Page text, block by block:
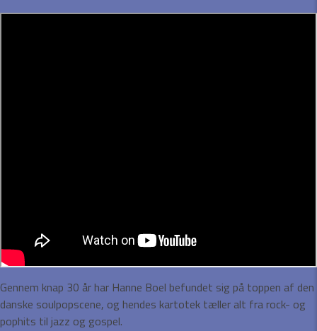
Gennem knap 30 år har Hanne Boel befundet sig på toppen af den
danske soulpopscene, og hendes kartotek tæller alt fra rock- og
pophits til jazz og gospel.